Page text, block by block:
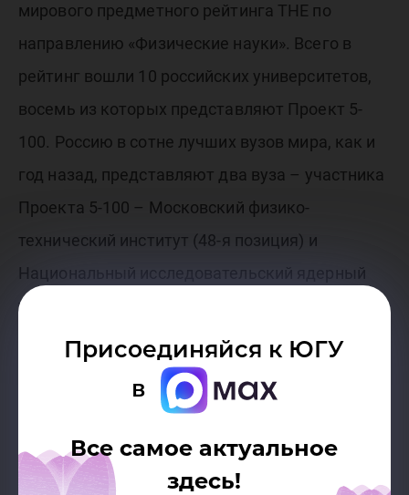
Присоединяйся к ЮГУ
в
Все самое актуальное
здесь!
мирового предметного рейтинга THE по
направлению «Физические науки». Всего в
рейтинг вошли 10 российских университетов,
восемь из которых представляют Проект 5-
100. Россию в сотне лучших вузов мира, как и
год назад, представляют два вуза – участника
Проекта 5-100 – Московский физико-
технический институт (48-я позиция) и
Национальный исследовательский ядерный
университет «МИФИ» (89-я позиция). Главный
редактор Всемирного рейтинга университетов
THE Фил Бейти провел мастер-класс по
аналитике рейтинговых данных и
направлениям развития методологии
рейтинга.